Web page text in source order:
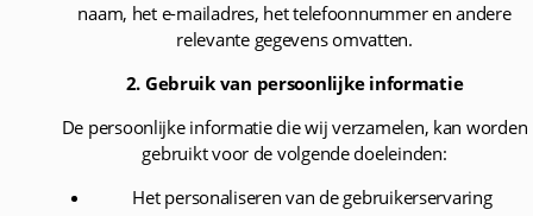
naam, het e-mailadres, het telefoonnummer en andere
relevante gegevens omvatten.
2. Gebruik van persoonlijke informatie
De persoonlijke informatie die wij verzamelen, kan worden
gebruikt voor de volgende doeleinden:
Het personaliseren van de gebruikerservaring